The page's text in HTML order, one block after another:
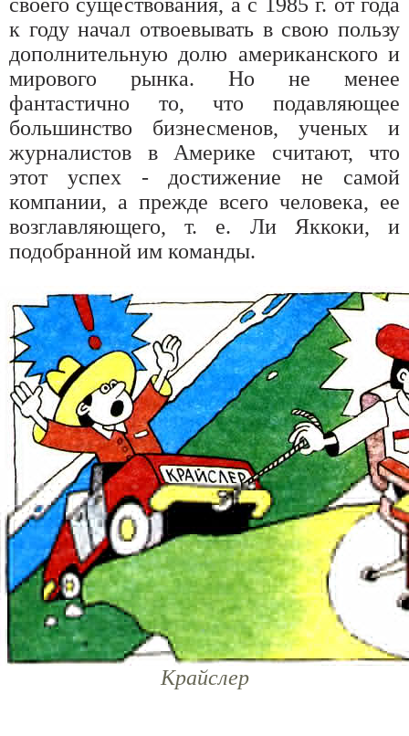
к году начал отвоевывать в свою пользу
дополнительную долю американского и
мирового рынка. Но не менее
фантастично то, что подавляющее
большинство бизнесменов, ученых и
журналистов в Америке считают, что
этот успех - достижение не самой
компании, а прежде всего человека, ее
возглавляющего, т. е. Ли Яккоки, и
подобранной им команды.
Крайслер